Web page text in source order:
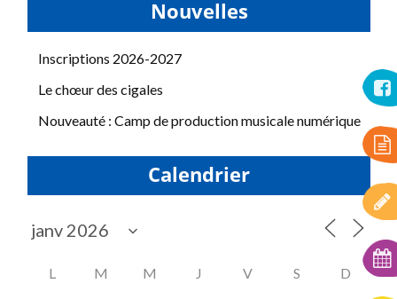
Nouvelles
Inscriptions 2026-2027
Le chœur des cigales
Nouveauté : Camp de production musicale numérique
Calendrier
L M M J V S D